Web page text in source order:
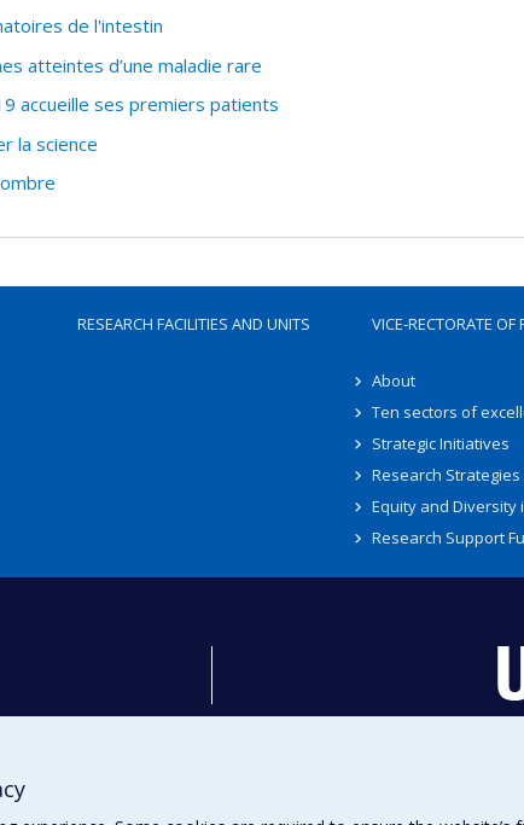
de l'intestin
atteintes d’une maladie rare
accueille ses premiers patients
la science
RESEARCH FACILITIES AND UNITS VICE-RECTORATE OF
About
Ten sectors of
Strategic Initiatives
Research
Equity and Diversity
Research Support